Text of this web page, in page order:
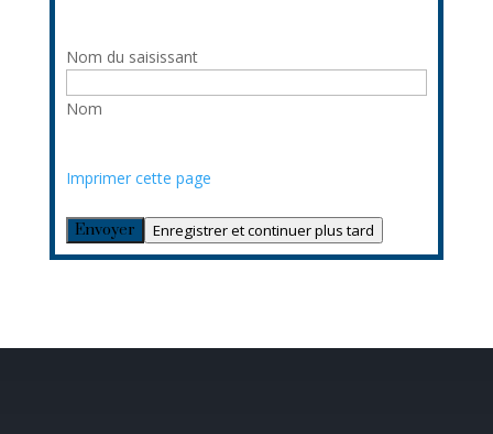
Nom du saisissant
Nom
Imprimer cette page
Enregistrer et continuer plus tard